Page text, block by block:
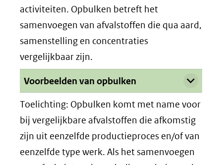
activiteiten. Opbulken betreft het
samenvoegen van afvalstoffen die qua aard,
samenstelling en concentraties
vergelijkbaar zijn.
Voorbeelden van opbulken
Uitklappen
Toelichting: Opbulken komt met name voor
bij vergelijkbare afvalstoffen die afkomstig
zijn uit eenzelfde productieproces en/of van
eenzelfde type werk. Als het samenvoegen